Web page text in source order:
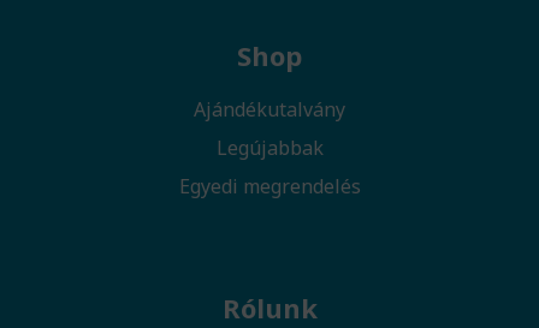
Shop
Ajándékutalvány
Legújabbak
Egyedi megrendelés
Rólunk